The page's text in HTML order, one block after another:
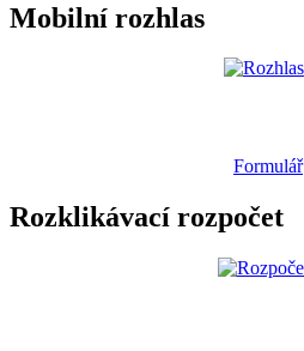
Mobilní rozhlas
Formulář
Rozklikávací rozpočet